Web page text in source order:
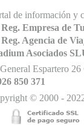
de información y
Reg. Empresa de
Reg. Agencia de
Asociados
Espartero
850 371
© 2000 -